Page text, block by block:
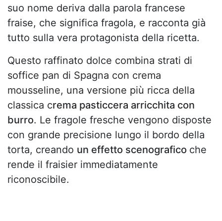
suo nome deriva dalla parola francese
fraise, che significa fragola, e racconta già
tutto sulla vera protagonista della ricetta.
Questo raffinato dolce combina strati di
soffice pan di Spagna con crema
mousseline, una versione più ricca della
classica crema pasticcera arricchita con
burro. Le fragole fresche vengono disposte
con grande precisione lungo il bordo della
torta, creando un effetto scenografico che
rende il fraisier immediatamente
riconoscibile.